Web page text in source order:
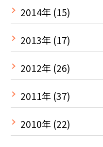
2014年 (15)
2013年 (17)
2012年 (26)
2011年 (37)
2010年 (22)